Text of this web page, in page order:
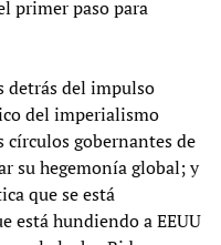
primer paso para
detrás del impulso
del imperialismo
gobernantes de
su hegemonía global; y
que se está
está hundiendo a EEUU